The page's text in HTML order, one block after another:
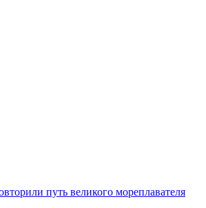
путь великого мореплавателя